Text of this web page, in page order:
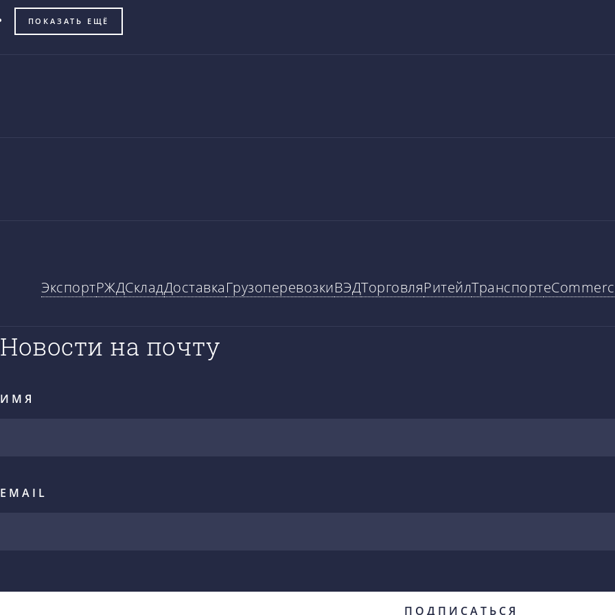
ПОКАЗАТЬ ЕЩЁ
ЭкспортРЖДСкладДоставкаГрузоперевозкиВЭДТорговляРитейлТранспорт
Новости на почту
ИМЯ
EMAIL